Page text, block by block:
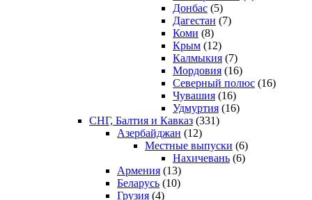
Донбас (5)
Дагестан (7)
Коми (8)
Крым (12)
Калмыкия (7)
Мордовия (16)
Северный полюс (16)
Чувашия (16)
Удмуртия (16)
СНГ, Балтия и Кавказ (331)
Азербайджан (12)
Местные выпуски (6)
Нахичевань (6)
Армения (13)
Беларусь (10)
Грузия (4)